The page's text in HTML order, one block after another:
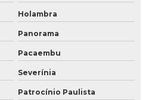
Holambra
Panorama
Pacaembu
Severínia
Patrocínio Paulista